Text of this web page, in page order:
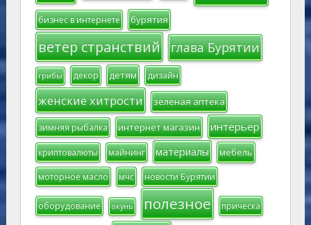
бизнес в интернете бурятия
ветер странствий глава Бурятии
грибы декор детям дизайн
женские хитрости зеленая аптека
зимняя рыбалка интернет магазин интерьер
криптовалюты майнинг материалы мебель
моторное масло мчс новости Бурятии
оборудование окунь полезное прическа